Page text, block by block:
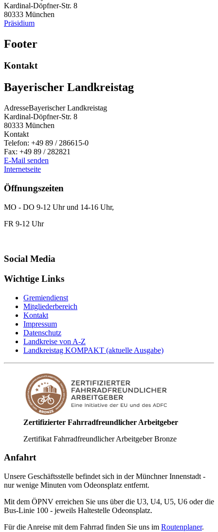
Kardinal-Döpfner-Str. 8
80333 München
Präsidium
Footer
Kontakt
Bayerischer Landkreistag
AdresseBayerischer Landkreistag
Kardinal-Döpfner-Str. 8
80333 München
Kontakt
Telefon: +49 89 / 286615-0
Fax: +49 89 / 282821
E-Mail senden
Internetseite
Öffnungszeiten
MO - DO 9-12 Uhr und 14-16 Uhr,
FR 9-12 Uhr
Social Media
Wichtige Links
Gremiendienst
Mitgliederbereich
Kontakt
Impressum
Datenschutz
Landkreise von A-Z
Landkreistag KOMPAKT (aktuelle Ausgabe)
Zertifizierter Fahrradfreundlicher Arbeitgeber
Zertifikat Fahrradfreundlicher Arbeitgeber Bronze
Anfahrt
Unsere Geschäftsstelle befindet sich in der Münchner Innenstadt -
nur wenige Minuten vom Odeonsplatz entfernt.
Mit dem ÖPNV erreichen Sie uns über die U3, U4, U5, U6 oder die
Bus-Linie 100 - jeweils Haltestelle Odeonsplatz.
Für die Anreise mit dem Fahrrad finden Sie uns im Routenplaner.